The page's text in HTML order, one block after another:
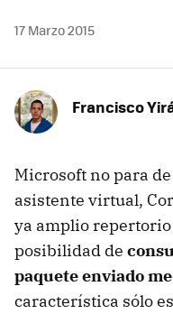
17 Marzo 2015
Francisco
Microsoft no para
asistente virtual,
ya amplio
posibilidad de
paquete enviado
característica sólo